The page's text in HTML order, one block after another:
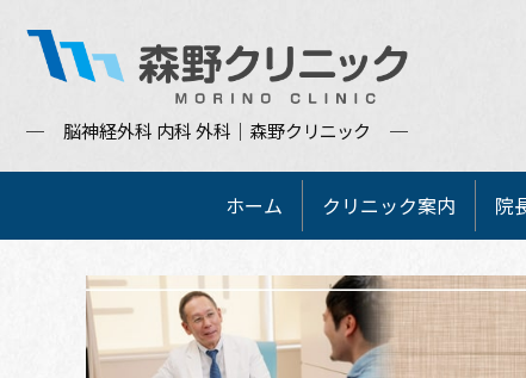
脳神経外科 内科 外科｜森野クリニック
ン
ホーム クリニック案内 院